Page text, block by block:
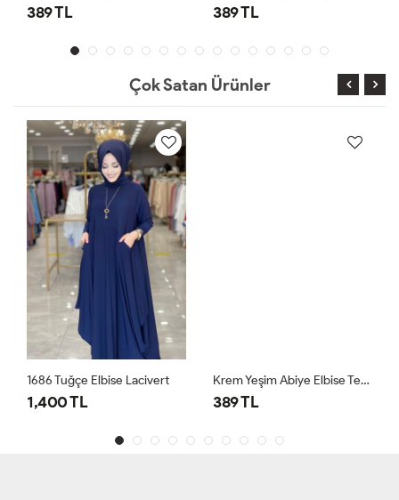
389 TL 389 TL
Çok Satan Ürünler
1686 Tuğçe Elbise Lacivert
1,400 TL
Krem Yeşim Abiye Elbise Tesettür Giyim
389 TL